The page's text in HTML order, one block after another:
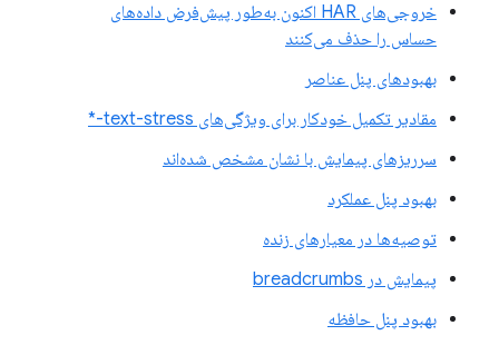
خروجی‌های HAR اکنون به‌طور پیش‌فرض داده‌های
حساس را حذف می‌کنند
بهبودهای پنل عناصر
مقادیر تکمیل خودکار برای ویژگی‌های text-stress-*
سرریزهای پیمایش با نشان مشخص شده‌اند
بهبود پنل عملکرد
توصیه‌ها در معیارهای زنده
پیمایش در breadcrumbs
بهبود پنل حافظه